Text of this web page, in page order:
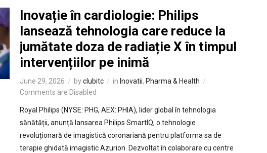
Inovație în cardiologie: Philips
lansează tehnologia care reduce la
jumătate doza de radiație X în timpul
intervențiilor pe inimă
June 29, 2026 byclubitc in Inovatii, Pharma & Health
Comments are Disabled
Royal Philips (NYSE: PHG, AEX: PHIA), lider global în tehnologia
sănătății, anunță lansarea Philips SmartIQ, o tehnologie
revoluționară de imagistică coronariană pentru platforma sa de
terapie ghidată imagistic Azurion. Dezvoltat în colaborare cu centre